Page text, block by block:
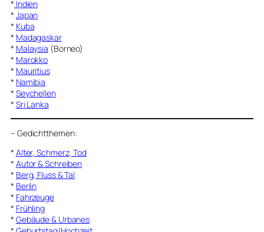
* Indien
* Japan
* Kuba
* Madagaskar
* Malaysia (Borneo)
* Marokko
* Mauritius
* Namibia
* Seychellen
* Sri Lanka
– Gedichtthemen:
* Alter, Schmerz, Tod
* Autor & Schreiben
* Berg, Fluss & Tal
* Berlin
* Fahrzeuge
* Frühling
* Gebäude & Urbanes